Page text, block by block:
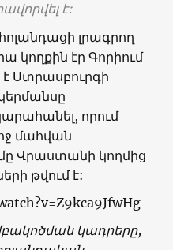
է:
լրագրող
կողքին էր Գորիում
Ստրասբուրգի
որում
մահվան
Վրաստանի կողմից
թվում է:
կադրերը,